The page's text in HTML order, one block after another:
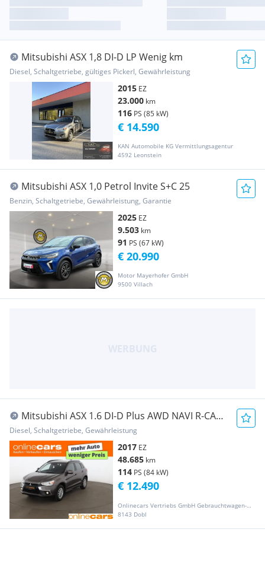
Mitsubishi ASX 1,8 DI-D LP Wenig km
Diesel, Schaltgetriebe, gültiges Pickerl, Gewährleistung
2015 EZ
23.000 km
116 PS (85 kW)
KAN Automobile KG Vermittlungsagentur
4592 Leonstein
€ 14.590
Mitsubishi ASX 1,0 Petrol Invite S+C 25
Benzin, Schaltgetriebe, Gewährleistung, Garantie
2025 EZ
9.503 km
91 PS (67 kW)
Motor Mayerhofer GmbH
9500 Villach
€ 20.990
Mitsubishi ASX 1.6 DI-D Plus AWD NAVI R-CAM
SITZHZG TEMP PD
Diesel, Schaltgetriebe, Gewährleistung
2017 EZ
48.685 km
114 PS (84 kW)
Onlinecars Vertriebs GmbH Gebrauchtwagen-Outlet  Werkstätte  Spenglerei  Lackiererei
8143 Dobl
€ 12.490